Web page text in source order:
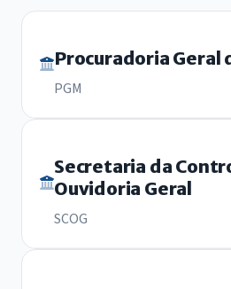
Procuradoria Geral
PGM
poder Executivo;
II - representar judicialmente o
III - dar processamento de
Município;
Secretaria da
Ouvidoria Geral
SCOG